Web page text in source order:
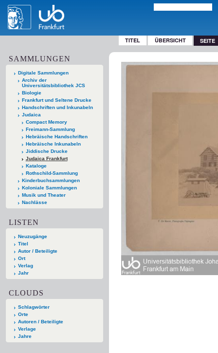
TITEL ÜBERSICHT SEITE
SAMMLUNGEN
Digitale Sammlungen
Archiv der
Universitätsbibliothek JCS
Biologie
Frankfurt und Seltene Drucke
Handschriften und Inkunabeln
Judaica
Compact Memory
Freimann-Sammlung
Hebräische Handschriften
Hebräische Inkunabeln
Jiddische Drucke
Judaica Frankfurt
Kataloge
Rothschild-Sammlung
Kinderbuchsammlungen
Koloniale Sammlungen
Musik und Theater
Nachlässe
LISTEN
Neuzugänge
Titel
Autor / Beteiligte
Ort
Verlag
Jahr
CLOUDS
Schlagwörter
Orte
Autoren / Beteiligte
Verlage
Jahre